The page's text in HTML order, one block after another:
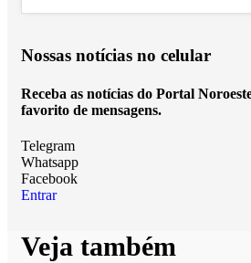
Nossas notícias no celular
Receba as notícias do Portal
favorito de mensagens.
Telegram
Whatsapp
Facebook
Entrar
Veja também